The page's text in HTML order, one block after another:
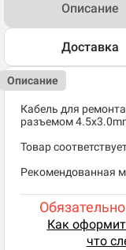
Описание
Доставка
Описание
Кабель для
разъемом
Товар
Рекомендованная
Как
что